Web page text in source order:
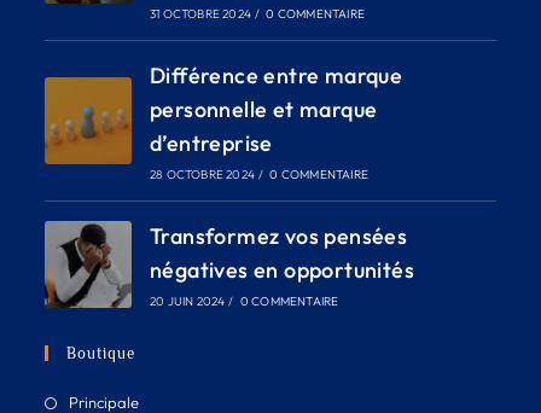
31 OCTOBRE 2024 / 0 COMMENTAIRE
Différence entre marque
personnelle et marque
d’entreprise
28 OCTOBRE 2024 / 0 COMMENTAIRE
Transformez vos pensées
négatives en opportunités
20 JUIN 2024 / 0 COMMENTAIRE
Boutique
Principale